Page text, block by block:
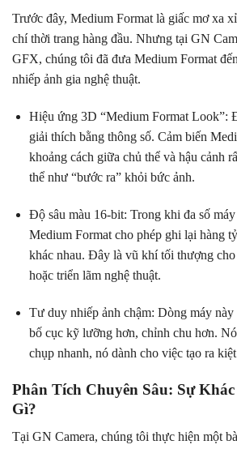
Trước đây, Medium Format là giấc mơ xa
chí thời trang hàng đầu. Nhưng tại GN
GFX, chúng tôi đã đưa Medium Format
nhiếp ảnh gia nghệ thuật.
Hiệu ứng 3D “Medium Format Look”:
giải thích bằng thông số. Cảm biến
khoảng cách giữa chủ thể và hậu cảnh
thể như “bước ra” khỏi bức ảnh.
Độ sâu màu 16-bit: Trong khi đa số
Medium Format cho phép ghi lại hàng
khác nhau. Đây là vũ khí tối thượng
hoặc triển lãm nghệ thuật.
Tư duy nhiếp ảnh chậm: Dòng máy
bố cục kỹ lưỡng hơn, chỉnh chu hơn.
chụp nhanh, nó dành cho việc tạo ra
Phân Tích Chuyên Sâu: Sự
Gì?
Tại GN Camera, chúng tôi thực hiện một